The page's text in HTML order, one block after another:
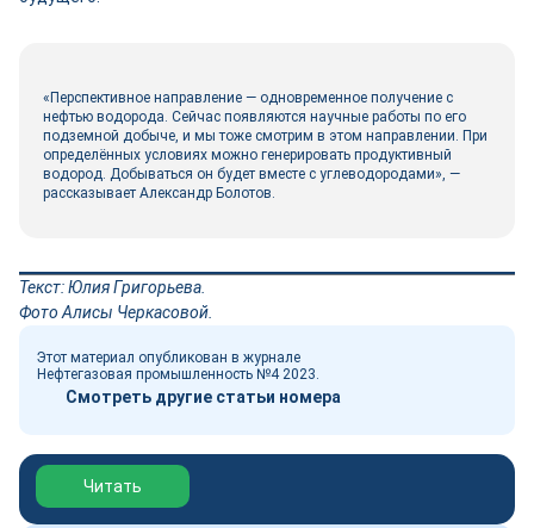
«Перспективное направление — одновременное получение с
нефтью водорода. Сейчас появляются научные работы по его
подземной добыче, и мы тоже смотрим в этом направлении. При
определённых условиях можно генерировать продуктивный
водород. Добываться он будет вместе с углеводородами», —
рассказывает Александр Болотов.
Текст: Юлия Григорьева.
Фото Алисы Черкасовой.
Этот материал опубликован в журнале
Нефтегазовая промышленность №4 2023.
Смотреть другие статьи номера
Читать